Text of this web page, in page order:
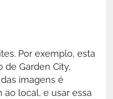
Por exemplo, esta
Garden City,
imagens é
local, e usar essa